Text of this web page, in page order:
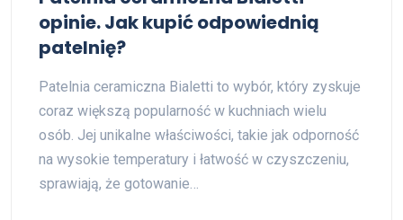
opinie. Jak kupić odpowiednią
patelnię?
Patelnia ceramiczna Bialetti to wybór, który zyskuje
coraz większą popularność w kuchniach wielu
osób. Jej unikalne właściwości, takie jak odporność
na wysokie temperatury i łatwość w czyszczeniu,
sprawiają, że gotowanie…